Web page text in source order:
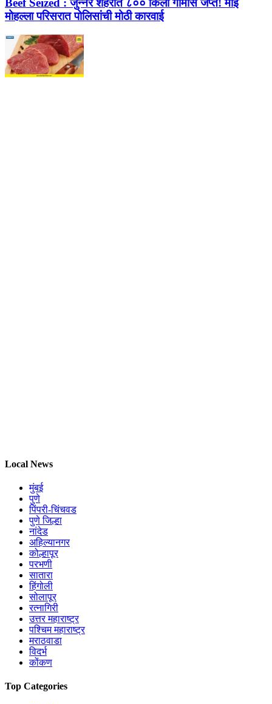
Beef Seized : जुन्नर शहरात ८०० किलो गोमांस जप्त! माई
मोहल्ला परिसरात पोलिसांची मोठी कारवाई
Local News
मुंबई
पुणे
पिंपरी-चिंचवड
पुणे जिल्हा
नांदेड
अहिल्यानगर
कोल्हापूर
परभणी
सातारा
हिंगोली
सोलापूर
रत्नागिरी
उत्तर महाराष्ट्र
पश्चिम महाराष्ट्र
मराठवाडा
विदर्भ
कोंकण
Top Categories